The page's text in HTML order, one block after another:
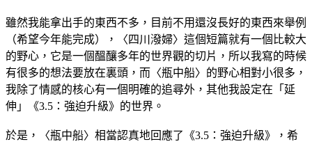
雖然我能拿出手的東西不多，目前不用還沒長好的東西來舉例
（希望今年能完成），〈四川潑婦〉這個短篇就有一個比較大
的野心，它是一個醞釀多年的世界觀的切片，所以我寫的時候
有很多的想法要放在裏頭，而〈瓶中船〉的野心相對小很多，
我除了情感的核心有一個明確的追尋外，其他我設定在「延
伸」《3.5：強迫升級》的世界。
於是，〈瓶中船〉相當認真地回應了《3.5：強迫升級》，希